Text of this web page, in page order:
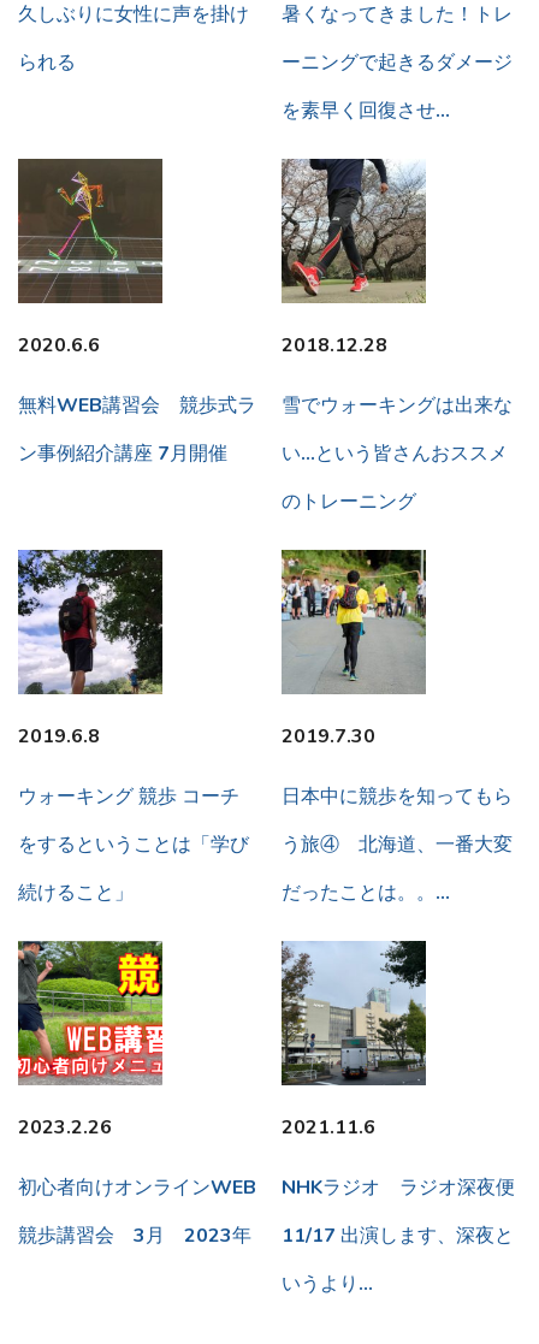
久しぶりに女性に声を掛け
られる
暑くなってきました！トレ
ーニングで起きるダメージ
を素早く回復させ…
2020.6.6
無料WEB講習会 競歩式ラ
ン事例紹介講座 7月開催
2018.12.28
雪でウォーキングは出来な
い…という皆さんおススメ
のトレーニング
2019.6.8
ウォーキング 競歩 コーチ
をするということは「学び
続けること」
2019.7.30
日本中に競歩を知ってもら
う旅④ 北海道、一番大変
だったことは。。…
2023.2.26
初心者向けオンラインWEB
競歩講習会 3月 2023年
2021.11.6
NHKラジオ ラジオ深夜便
11/17 出演します、深夜と
いうより…